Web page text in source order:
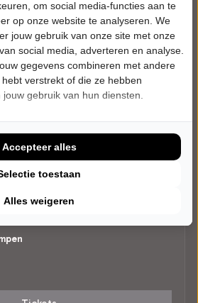
• 15:00 UUR
om social media-functies aan te
op onze website te analyseren. We
jouw gebruik van onze site met onze
social media, adverteren en analyse.
gegevens combineren met andere
verstrekt of die ze hebben
gebruik van hun diensten.
Alles weigeren
toestaan
Accepteer alles